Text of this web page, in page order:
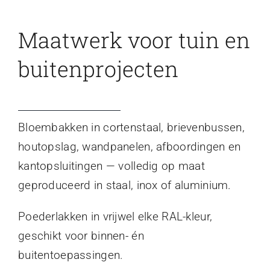
Maatwerk voor tuin en
buitenprojecten
Bloembakken in cortenstaal, brievenbussen,
houtopslag, wandpanelen, afboordingen en
kantopsluitingen — volledig op maat
geproduceerd in staal, inox of aluminium.
Poederlakken in vrijwel elke RAL-kleur,
geschikt voor binnen- én
buitentoepassingen.